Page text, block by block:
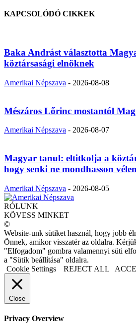
KAPCSOLÓDÓ CIKKEK
Baka Andrást választotta
köztársasági elnöknek
Amerikai Népszava - 2026-08-08
Mészáros Lőrinc mostantól
Amerikai Népszava - 2026-08-07
Magyar tanul: eltitkolja a
hogy senki ne mondhasson
Amerikai Népszava - 2026-08-05
RÓLUNK
KÖVESS MINKET
©
Website-unk sütiket használ, hogy jobb
Önnek, amikor visszatér az oldalra.
"Elfogadom" gombra valamennyi süti
a "Sütik beállítása" oldalra.
Cookie Settings
REJECT ALL
Close
Privacy Overview